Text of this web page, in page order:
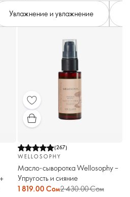
Увлажнение и увлажнение
(267)
WELLOSOPHY
Масло-сыворотка Wellosophy –
Упругость и сияние
1 819.00 Сом2 430.00 Сом